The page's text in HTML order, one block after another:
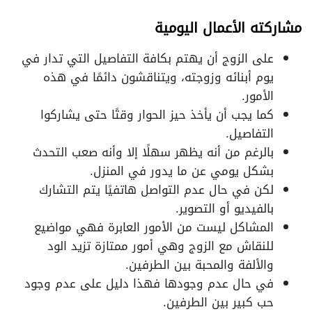
مشاركته الأعمال اليومية
على الزوج أن يهتم بكافة التفاصيل التي تدار في
يوم أبنائه وزوجته، ويتناقشون دائمًا في هذه
الأمور.
كما يجب أن يأخذ حيز الحوار وقتًا حتى يشاركوا
التفاصيل.
بالرغم من أنه يظهر سهلًا إلا وأنه صعب التحدث
بشكل يومي عن ما يدور في المنزل.
لكن في حال عدم التواصل هاتفيًا يتم التشارك
بالفيديو أو التصوير.
المشاكل ليست من الأمور العابرة فهي مواضيع
للنقاش مع الزوج وهي أمور ممتازة تزيد الود
والألفة والمحبة بين الطرفين.
في حال عدم وجودها فهذا دليل على عدم وجود
حب كبير بين الطرفين.